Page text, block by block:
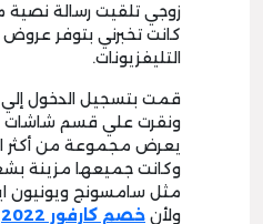
زوجي تلقيت رسالة نصية
كانت تخبرني بتوفر
التليفزيونات.
قمت بتسجيل الدخول إلي
ونقرت علي قسم شاشات
يعرض مجموعة من أكثر
وكانت جميعها مزينة
مثل سامسونج ويونيون
ولأن خصم كارفور 2022